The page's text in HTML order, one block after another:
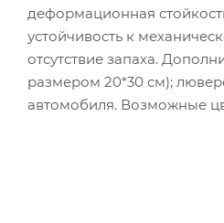
деформационная
устойчивость к
отсутствие запаха.
размером 20*30 см);
автомобиля. Возможные